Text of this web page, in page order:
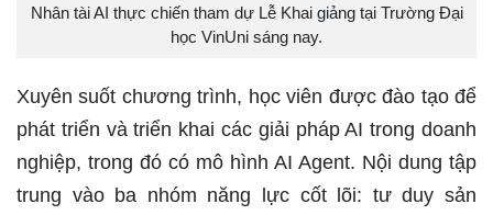
Nhân tài AI thực chiến tham dự Lễ Khai giảng tại Trường Đại
học VinUni sáng nay.
Xuyên suốt chương trình, học viên được đào tạo để
phát triển và triển khai các giải pháp AI trong doanh
nghiệp, trong đó có mô hình AI Agent. Nội dung tập
trung vào ba nhóm năng lực cốt lõi: tư duy sản